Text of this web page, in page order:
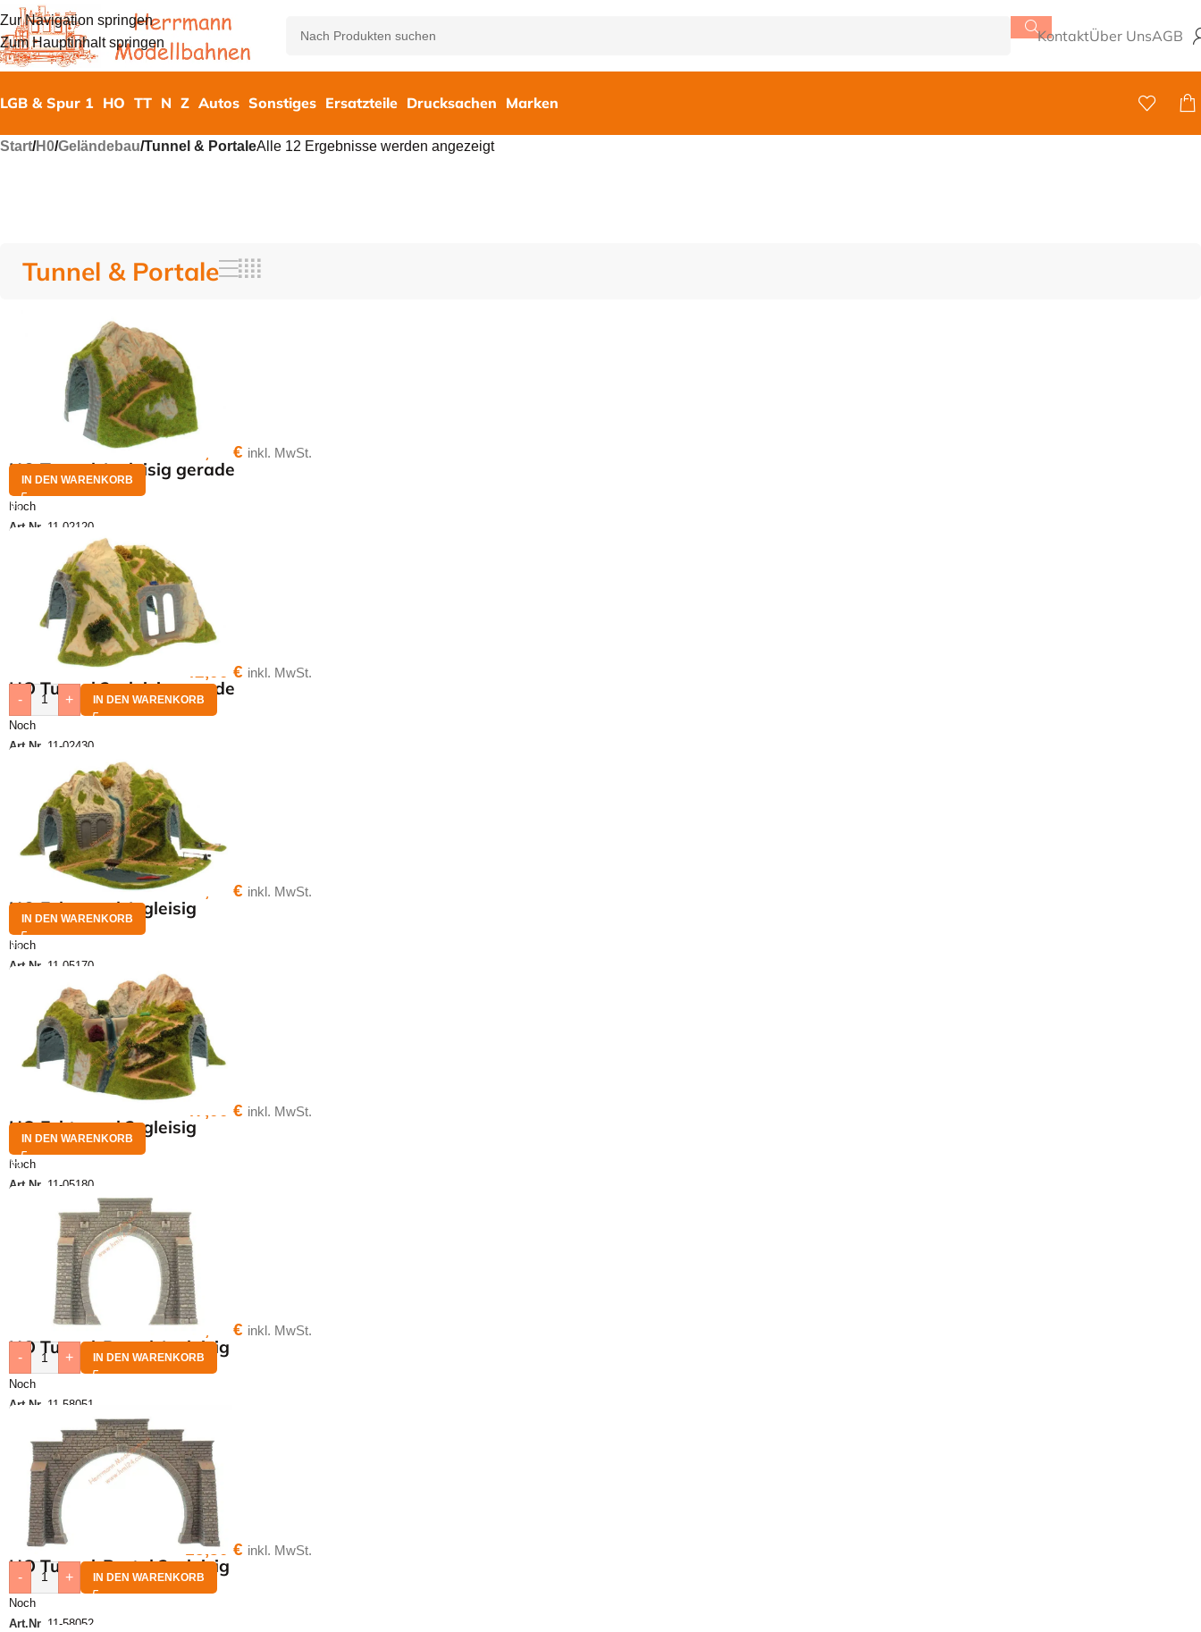
Zur Navigation springen
Zum Hauptinhalt springen
KontaktÜber UnsAGB
LGB & Spur 1 HO TT N Z Autos Sonstiges Ersatzteile Drucksachen Marken
Start/H0/Geländebau/Tunnel & PortaleAlle 12 Ergebnisse werden angezeigt
Tunnel & Portale
HO Tunnel 1-gleisig gerade
Noch
Art.Nr. 11-02120
20,50€ inkl. MwSt.
IN DEN WARENKORB
HO Tunnel 2-gleisig gerade
Noch
Art.Nr. 11-02430
42,00€ inkl. MwSt.
-
+ IN DEN WARENKORB
HO Ecktunnel 1-gleisig
Noch
Art.Nr. 11-05170
46,00€ inkl. MwSt.
IN DEN WARENKORB
HO Ecktunnel 2-gleisig
Noch
Art.Nr. 11-05180
47,00€ inkl. MwSt.
IN DEN WARENKORB
HO Tunnel-Portal 1-gleisig
Noch
Art.Nr. 11-58051
13,70€ inkl. MwSt.
-
+ IN DEN WARENKORB
HO Tunnel-Portal 2-gleisig
Noch
Art.Nr. 11-58052
15,30€ inkl. MwSt.
-
+ IN DEN WARENKORB